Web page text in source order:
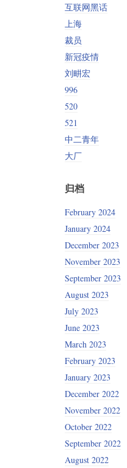
互联网黑话
上海
裁员
新冠疫情
刘畊宏
996
520
521
中二青年
大厂
归档
February 2024
January 2024
December 2023
November 2023
September 2023
August 2023
July 2023
June 2023
March 2023
February 2023
January 2023
December 2022
November 2022
October 2022
September 2022
August 2022